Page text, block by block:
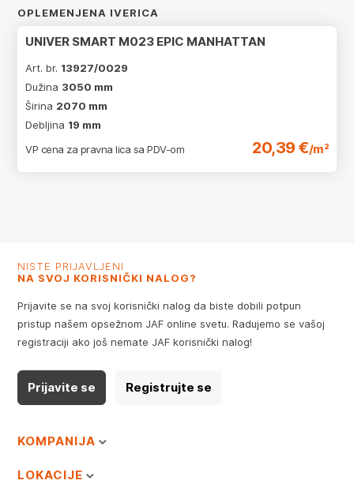
OPLEMENJENA IVERICA
UNIVER SMART M023 EPIC MANHATTAN
Art. br. 13927/0029
Dužina 3050 mm
Širina 2070 mm
Debljina 19 mm
VP cena za pravna lica sa PDV-om
20,39 €/m²
NISTE PRIJAVLJENI
NA SVOJ KORISNIČKI NALOG?
Prijavite se na svoj korisnički nalog da biste dobili potpun
pristup našem opsežnom JAF online svetu. Radujemo se vašoj
registraciji ako još nemate JAF korisnički nalog!
Prijavite se Registrujte se
KOMPANIJA
LOKACIJE